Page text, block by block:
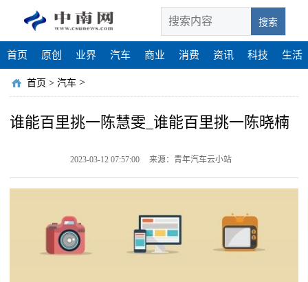
搜索
首页 原创 业界 汽车 商业 消费 资讯 科技 生活
首页 > 汽车 >
谁能百里挑一陈慧雯_谁能百里挑一陈晓楠
2023-03-12 07:57:00 来源：青年汽车云小站